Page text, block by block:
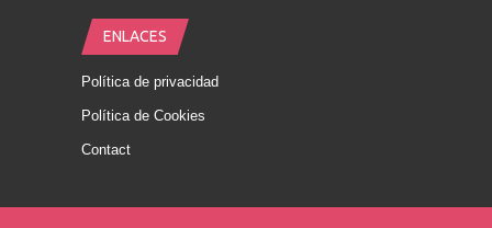
ENLACES
Política de privacidad
Política de Cookies
Contact